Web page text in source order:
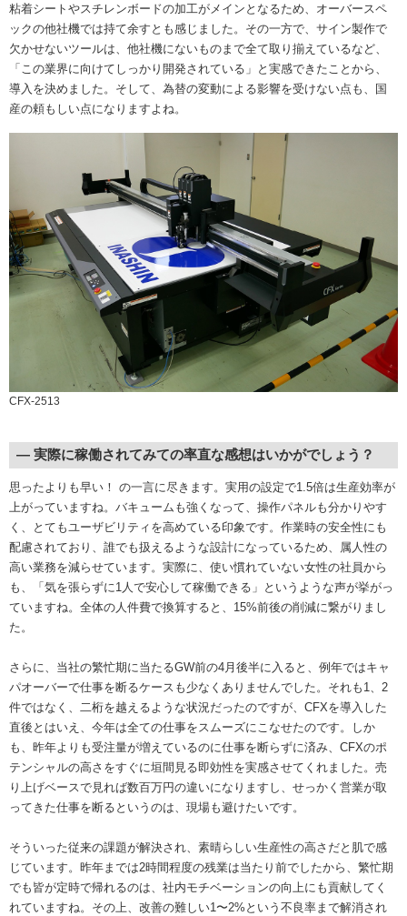
粘着シートやスチレンボードの加工がメインとなるため、オーバースペ
ックの他社機では持て余すとも感じました。その一方で、サイン製作で
欠かせないツールは、他社機にないものまで全て取り揃えているなど、
「この業界に向けてしっかり開発されている」と実感できたことから、
導入を決めました。そして、為替の変動による影響を受けない点も、国
産の頼もしい点になりますよね。
CFX-2513
― 実際に稼働されてみての率直な感想はいかがでしょう？
思ったよりも早い！ の一言に尽きます。実用の設定で1.5倍は生産効率が
上がっていますね。バキュームも強くなって、操作パネルも分かりやす
く、とてもユーザビリティを高めている印象です。作業時の安全性にも
配慮されており、誰でも扱えるような設計になっているため、属人性の
高い業務を減らせています。実際に、使い慣れていない女性の社員から
も、「気を張らずに1人で安心して稼働できる」というような声が挙がっ
ていますね。全体の人件費で換算すると、15%前後の削減に繋がりまし
た。
さらに、当社の繁忙期に当たるGW前の4月後半に入ると、例年ではキャ
パオーバーで仕事を断るケースも少なくありませんでした。それも1、2
件ではなく、二桁を越えるような状況だったのですが、CFXを導入した
直後とはいえ、今年は全ての仕事をスムーズにこなせたのです。しか
も、昨年よりも受注量が増えているのに仕事を断らずに済み、CFXのポ
テンシャルの高さをすぐに垣間見る即効性を実感させてくれました。売
り上げベースで見れば数百万円の違いになりますし、せっかく営業が取
ってきた仕事を断るというのは、現場も避けたいです。
そういった従来の課題が解決され、素晴らしい生産性の高さだと肌で感
じています。昨年までは2時間程度の残業は当たり前でしたから、繁忙期
でも皆が定時で帰れるのは、社内モチベーションの向上にも貢献してく
れていますね。その上、改善の難しい1〜2%という不良率まで解消され